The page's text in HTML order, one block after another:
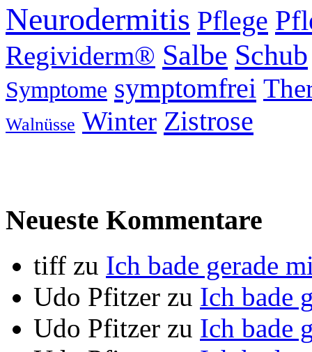
Neurodermitis Pflege
Regividerm® Salbe Schub
Symptome symptomfrei
Walnüsse Winter Zistrose
Neueste Kommentare
tiff zu Ich bade gerade
Udo Pfitzer zu Ich bade
Udo Pfitzer zu Ich bade